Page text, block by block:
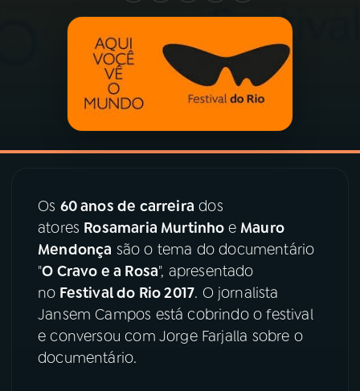
PROGRAMAS
PODCASTS
ÚLTIMAS
08PRÊMIO RÁDIO MEC
YouTube
Os 60 anos de carreira dos
atores Rosamaria Murtinho e Mauro
Mendonça são o tema do documentário
"O Cravo e a Rosa", apresentado
no Festival do Rio 2017. O jornalista
Jansem Campos está cobrindo o festival
e conversou com Jorge Farjalla sobre o
documentário.